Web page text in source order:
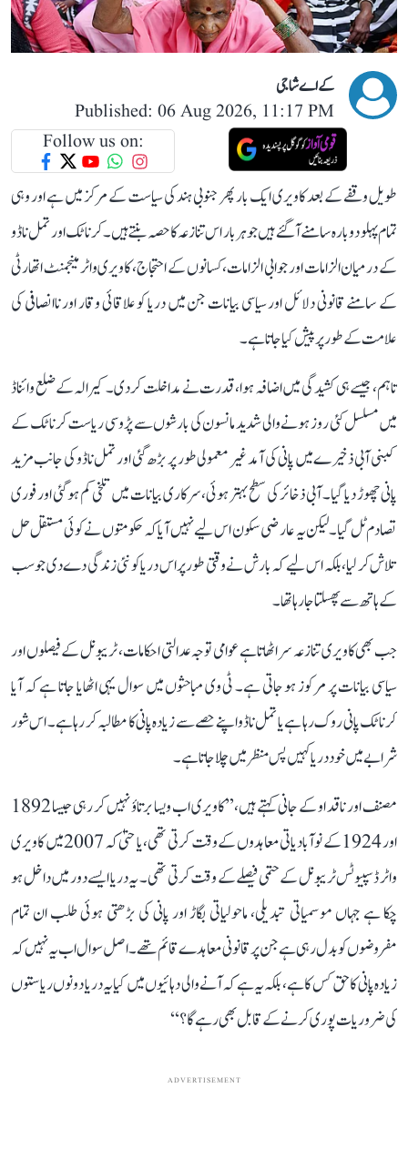
کے اے شاجی
Published: 06 Aug 2026, 11:17 PM
Follow us on:
طویل وقفے کے بعد کاویری ایک بار پھر جنوبی ہند کی سیاست کے مرکز میں ہے اور وہی
تمام پہلو دوبارہ سامنے آ گئے ہیں جو ہر بار اس تنازعہ کا حصہ بنتے ہیں۔ کرناٹک اور تمل ناڈو
کے درمیان الزامات اور جوابی الزامات، کسانوں کے احتجاج، کاویری واٹر مینجمنٹ اتھارٹی
کے سامنے قانونی دلائل اور سیاسی بیانات جن میں دریا کو علاقائی وقار اور ناانصافی کی
علامت کے طور پر پیش کیا جاتا ہے۔
تاہم، جیسے ہی کشیدگی میں اضافہ ہوا، قدرت نے مداخلت کر دی۔ کیرالہ کے ضلع وائناڈ
میں مسلسل کئی روز ہونے والی شدید مانسون کی بارشوں سے پڑوسی ریاست کرناٹک کے
کبنی آبی ذخیرے میں پانی کی آمد غیر معمولی طور پر بڑھ گئی اور تمل ناڈو کی جانب مزید
پانی چھوڑ دیا گیا۔ آبی ذخائر کی سطح بہتر ہوئی، سرکاری بیانات میں تلخی کم ہو گئی اور فوری
تصادم ٹل گیا۔ لیکن یہ عارضی سکون اس لیے نہیں آیا کہ حکومتوں نے کوئی مستقل حل
تلاش کر لیا، بلکہ اس لیے کہ بارش نے وقتی طور پر اس دریا کو نئی زندگی دے دی جو سب
کے ہاتھ سے پھسلتا جا رہا تھا۔
جب بھی کاویری تنازعہ سر اٹھاتا ہے عوامی توجہ عدالتی احکامات، ٹریبونل کے فیصلوں اور
سیاسی بیانات پر مرکوز ہو جاتی ہے۔ ٹی وی مباحثوں میں سوال یہی اٹھایا جاتا ہے کہ آیا
کرناٹک پانی روک رہا ہے یا تمل ناڈو اپنے حصے سے زیادہ پانی کا مطالبہ کر رہا ہے۔ اس شور
شرابے میں خود دریا کہیں پس منظر میں چلا جاتا ہے۔
مصنف اور ناقد او کے جانی کہتے ہیں، ’’کاویری اب ویسا برتاؤ نہیں کر رہی جیسا 1892
اور 1924 کے نوآبادیاتی معاہدوں کے وقت کرتی تھی، یا حتیٰ کہ 2007 میں کاویری
واٹر ڈسپیوٹس ٹریبونل کے حتمی فیصلے کے وقت کرتی تھی۔ یہ دریا ایسے دور میں داخل ہو
چکا ہے جہاں موسمیاتی تبدیلی، ماحولیاتی بگاڑ اور پانی کی بڑھتی ہوئی طلب ان تمام
مفروضوں کو بدل رہی ہے جن پر قانونی معاہدے قائم تھے۔ اصل سوال اب یہ نہیں کہ
زیادہ پانی کا حق کس کا ہے، بلکہ یہ ہے کہ آنے والی دہائیوں میں کیا یہ دریا دونوں ریاستوں
کی ضروریات پوری کرنے کے قابل بھی رہے گا؟‘‘
ADVERTISEMENT